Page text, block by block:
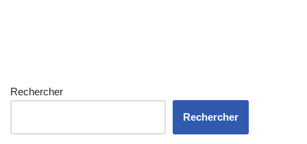
Rechercher
Rechercher